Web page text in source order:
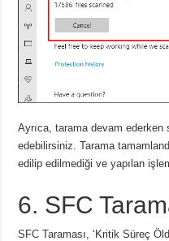
Ayrıca, tarama devam
edebilirsiniz. Tarama
edilip edilmediği ve yapılan
6. SFC
SFC Taraması, ‘Kritik Süreç